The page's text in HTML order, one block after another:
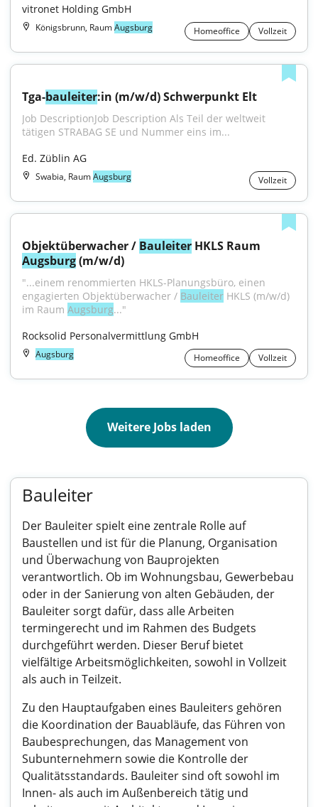
vitronet Holding GmbH
Königsbrunn, RaumAugsburg Homeoffice Vollzeit
Tga-bauleiter:in (m/w/d) Schwerpunkt Elt
Job DescriptionJob Description Als Teil der weltweit
tätigen STRABAG SE und Nummer eins im...
Ed. Züblin AG
Swabia, RaumAugsburg Vollzeit
Objektüberwacher / Bauleiter
Augsburg (m/w/d)
"...einem renommierten HKLS-Planungsbüro, einen
engagierten Objektüberwacher / Bauleiter HKLS (m/w/d)
im Raum Augsburg..."
Rocksolid Personalvermittlung GmbH
Augsburg Homeoffice Vollzeit
Weitere Jobs laden
Bauleiter
Der Bauleiter spielt eine zentrale Rolle auf
Baustellen und ist für die Planung, Organisation
und Überwachung von Bauprojekten
verantwortlich. Ob im Wohnungsbau, Gewerbebau
oder in der Sanierung von alten Gebäuden, der
Bauleiter sorgt dafür, dass alle Arbeiten
termingerecht und im Rahmen des Budgets
durchgeführt werden. Dieser Beruf bietet
vielfältige Arbeitsmöglichkeiten, sowohl in Vollzeit
als auch in Teilzeit.
Zu den Hauptaufgaben eines Bauleiters gehören
die Koordination der Bauabläufe, das Führen von
Baubesprechungen, das Management von
Subunternehmern sowie die Kontrolle der
Qualitätsstandards. Bauleiter sind oft sowohl im
Innen- als auch im Außenbereich tätig und